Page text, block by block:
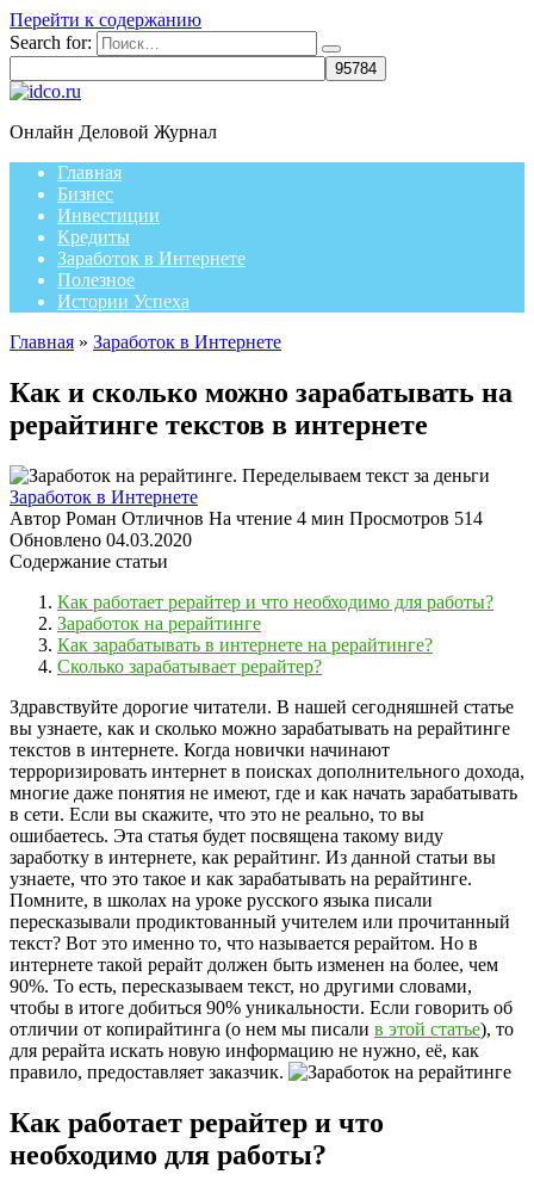
Перейти к содержанию
Search for:
Онлайн Деловой Журнал
Главная
Бизнес
Инвестиции
Кредиты
Заработок в Интернете
Полезное
Истории Успеха
Главная » Заработок в Интернете
Как и сколько можно зарабатывать на
рерайтинге текстов в интернете
Заработок в Интернете
Автор Роман Отличнов На чтение 4 мин Просмотров 514
Обновлено 04.03.2020
Содержание статьи
Как работает рерайтер и что необходимо для работы?
Заработок на рерайтинге
Как зарабатывать в интернете на рерайтинге?
Сколько зарабатывает рерайтер?
Здравствуйте дорогие читатели. В нашей сегодняшней статье
вы узнаете, как и сколько можно зарабатывать на рерайтинге
текстов в интернете. Когда новички начинают
терроризировать интернет в поисках дополнительного дохода,
многие даже понятия не имеют, где и как начать зарабатывать
в сети. Если вы скажите, что это не реально, то вы
ошибаетесь. Эта статья будет посвящена такому виду
заработку в интернете, как рерайтинг. Из данной статьи вы
узнаете, что это такое и как зарабатывать на рерайтинге.
Помните, в школах на уроке русского языка писали
пересказывали продиктованный учителем или прочитанный
текст? Вот это именно то, что называется рерайтом. Но в
интернете такой рерайт должен быть изменен на более, чем
90%. То есть, пересказываем текст, но другими словами,
чтобы в итоге добиться 90% уникальности. Если говорить об
отличии от копирайтинга (о нем мы писали в этой статье), то
для рерайта искать новую информацию не нужно, её, как
правило, предоставляет заказчик.
Как работает рерайтер и что
необходимо для работы?